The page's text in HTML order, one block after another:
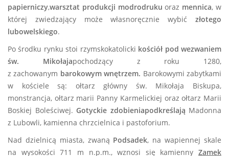
papierniczy,warsztat produkcji modrodruku oraz mennica, w
której zwiedzający może własnoręcznie wybić złotego
lubowelskiego.
Po środku rynku stoi rzymskokatolicki kościół pod wezwaniem
św. Mikołajapochodzący z roku 1280,
z zachowanym barokowym wnętrzem. Barokowymi zabytkami
w kościele są: ołtarz główny św. Mikołaja Biskupa,
monstrancja, ołtarz marii Panny Karmelickiej oraz ołtarz Marii
Boskiej Boleściwej. Gotyckie zdobieniapodkreślają Madonna
z Lubowli, kamienna chrzcielnica i pastoforium.
Nad dzielnicą miasta, zwaną Podsadek, na wapiennej skale
na wysokości 711 m n.p.m., wznosi się kamienny Zamek